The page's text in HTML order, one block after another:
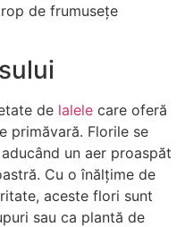
de frumusețe
de lalele care oferă
primăvară. Florile se
un aer proaspăt
Cu o înălțime de
aceste flori sunt
sau ca plantă de